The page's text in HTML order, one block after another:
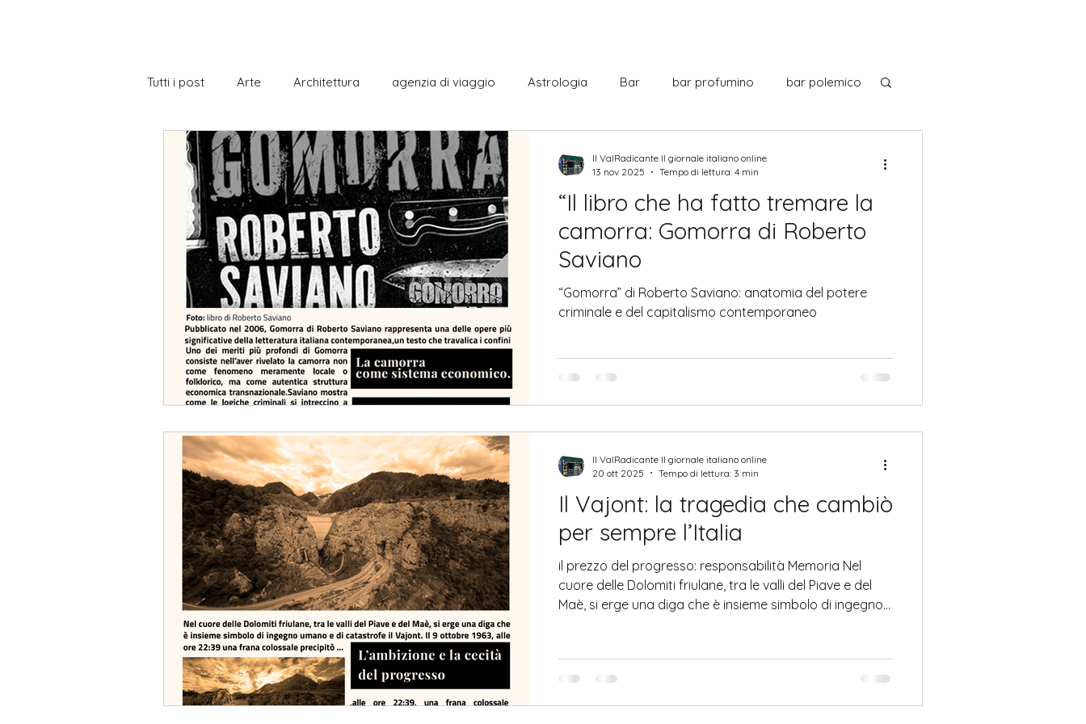
Tutti i post Arte Architettura agenzia di viaggio Astrologia Bar bar profumino bar polemico
Biblioteca Borse di Studio Cabaret Centro commerciale
Cittadinanza italiana Cucina italiana Curiosità Dante Alighieri Film italiani
Gastronomia Gramatica La città Letteratura
Notizie a livelli Notizie con esercizi Notizie dal mondo
“Il libro che ha fatto tremare la
camorra: Gomorra di Roberto
Saviano
“Gomorra” di Roberto Saviano: anatomia del potere
criminale e del capitalismo contemporaneo
Il ValRadicante Il giornale italiano online
13 nov 2025
Tempo di lettura: 4 min
Il Vajont: la tragedia che cambiò
per sempre l’Italia
il prezzo del progresso: responsabilità Memoria Nel
cuore delle Dolomiti friulane, tra le valli del Piave e del
Maè, si erge una diga che è insieme simbolo di ingegno
nel bacino artificiale, generando un’onda d’acqua che
superò la diga e travolse in pochi minuti Longarone e
Il ValRadicante Il giornale italiano online
20 ott 2025
Tempo di lettura: 3 min